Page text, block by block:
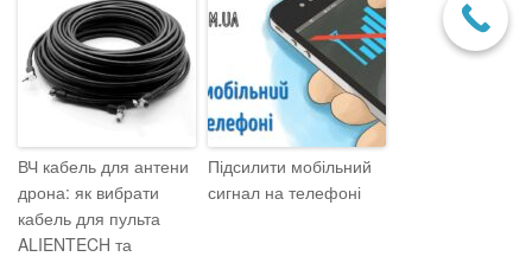
ВЧ кабель для антени
дрона: як вибрати
кабель для пульта
ALIENTECH та
Підсилити мобільний
сигнал на телефоні